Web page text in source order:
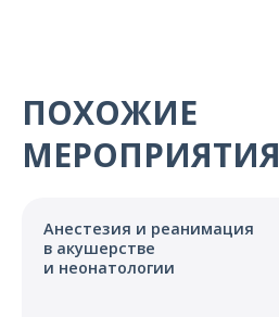
ПОХОЖИЕ
МЕРОПРИЯТИЯ
Анестезия и реанимация
в акушерстве
и неонатологии